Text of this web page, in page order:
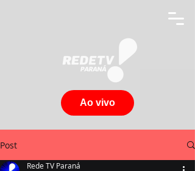
Ao vivo
Post
Rede TV Paraná